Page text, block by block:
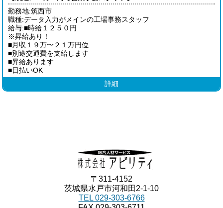
勤務地:筑西市
職種:データ入力がメインの工場事務スタッフ
給与:■時給１２５０円
※昇給あり！
■月収１９万〜２１万円位
■別途交通費を支給します
■昇給あります
■日払いOK
詳細
〒311-4152
茨城県水戸市河和田2-1-10
TEL 029-303-6766